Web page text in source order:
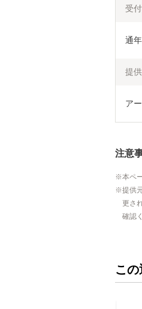
受
通年
提
ア
注意
本ペ
提供
更さ
確認
こ